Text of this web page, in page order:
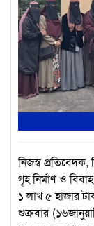
নিজস্ব প্রতিবেদক,
গৃহ নির্মাণ ও
১ লাখ ৫ হাজার
শুক্রবার